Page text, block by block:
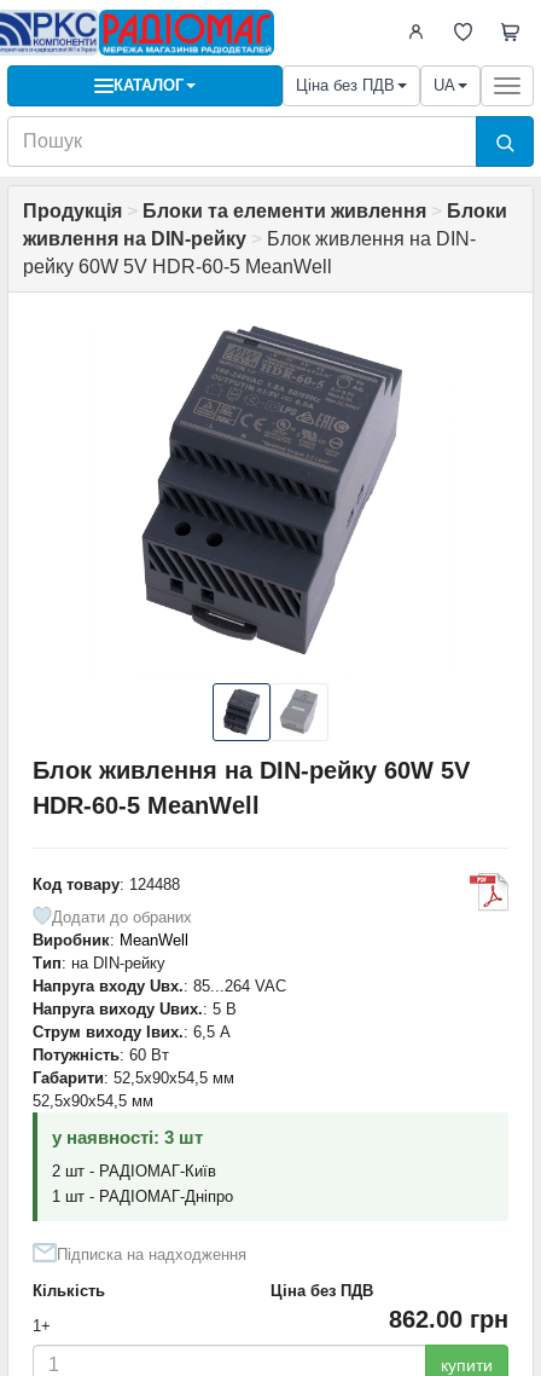
КАТАЛОГ Ціна без ПДВ UA
Продукція > Блоки та елементи живлення > Блоки
живлення на DIN-рейку > Блок живлення на DIN-
рейку 60W 5V HDR-60-5 MeanWell
Блок живлення на DIN-рейку 60W 5V
HDR-60-5 MeanWell
Код товару: 124488
Додати до обраних
Виробник: MeanWell
Тип: на DIN-рейку
Напруга входу Uвх.: 85...264 VAC
Напруга виходу Uвих.: 5 В
Струм виходу Iвих.: 6,5 А
Потужність: 60 Вт
Габарити: 52,5x90x54,5 мм
52,5x90x54,5 мм
у наявності: 3 шт
2 шт - РАДІОМАГ-Київ
1 шт - РАДІОМАГ-Дніпро
Підписка на надходження
Кількість
Ціна без ПДВ
1+
862.00 грн
купити